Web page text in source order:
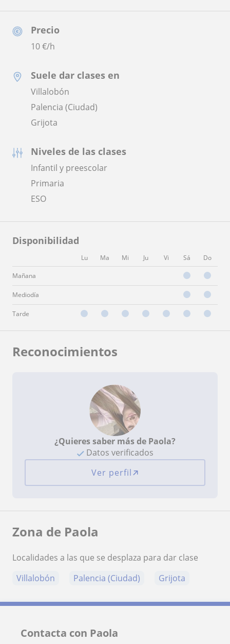
Precio
10€/h
Suele dar clases en
Villalobón
Palencia (Ciudad)
Grijota
Niveles de las clases
Infantil y preescolar
Primaria
ESO
Disponibilidad
Lu Ma Mi Ju Vi Sá Do
Mañana
Mediodía
Tarde
Reconocimientos
¿Quieres saber más de Paola?
Datos verificados
Ver perfil
Zona de Paola
Localidades a las que se desplaza para dar clase
Villalobón
Palencia (Ciudad) Grijota
Contacta con Paola